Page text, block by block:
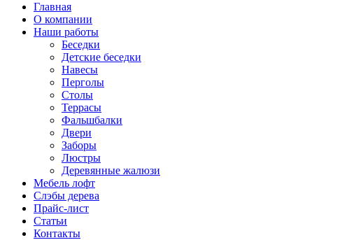
Главная
О компании
Наши работы
Беседки
Детские беседки
Навесы
Перголы
Столы
Террасы
Фальшбалки
Двери
Заборы
Люстры
Деревянные жалюзи
Мебель лофт
Слэбы дерева
Прайс-лист
Статьи
Контакты